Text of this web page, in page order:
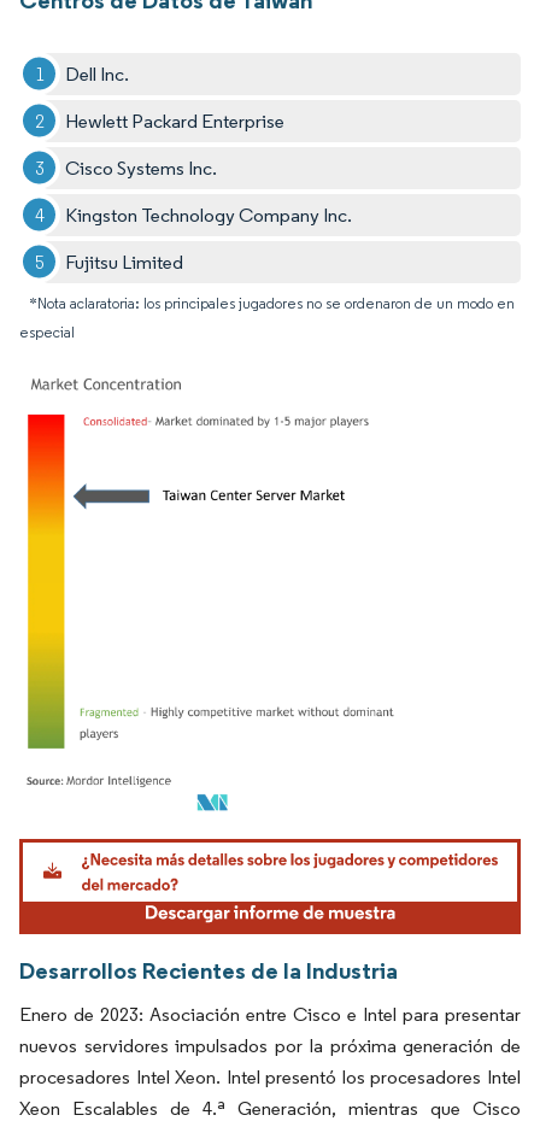
Dell Inc.
Hewlett Packard Enterprise
Cisco Systems Inc.
Kingston Technology Company Inc.
Fujitsu Limited
*Nota aclaratoria: los principales jugadores no se ordenaron de un modo en
especial
Imagen © Mordor Intelligence. El uso requiere atribución según CC BY 4.0.
Desarrollos Recientes de la Industria
Enero de 2023: Asociación entre Cisco e Intel para presentar
nuevos servidores impulsados por la próxima generación de
procesadores Intel Xeon. Intel presentó los procesadores Intel
Xeon Escalables de 4.ª Generación, mientras que Cisco